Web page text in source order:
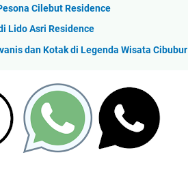
Cilebut Residence
Lido Asri Residence
dan Kotak di Legenda Wisata Cibubur